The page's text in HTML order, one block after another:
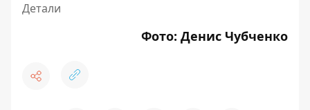
Детали
Фото: Денис Чубченко